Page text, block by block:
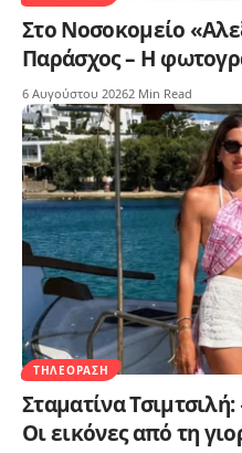
Στο Νοσοκομείο
Παράσχος – Η
6 Αυγούστου 20262 Min Read
ΤΗΛΕΌΡΑΣΗ
Σταματίνα
Οι εικόνες από τη